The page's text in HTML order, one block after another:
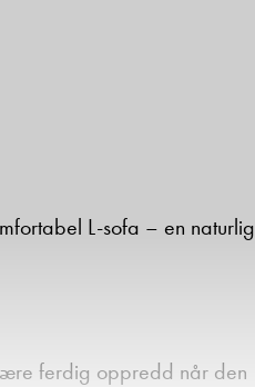
L-sofa – en naturlig
ferdig oppredd når den